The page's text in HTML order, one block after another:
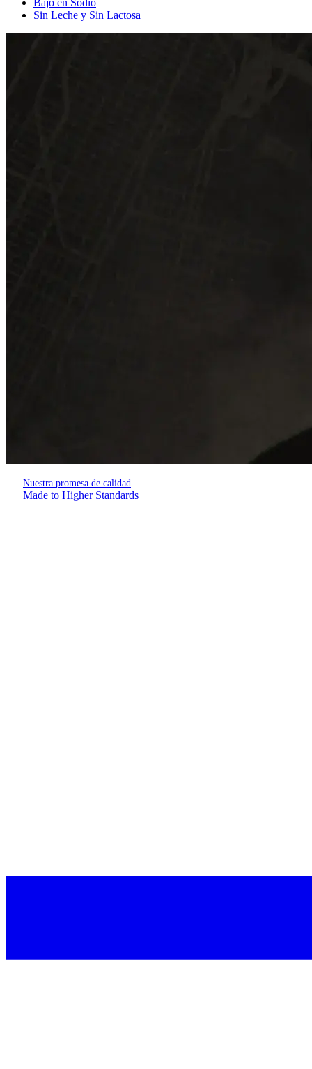
Sin Leche y Sin Lactosa
Nuestra promesa de calidad
Made to Higher Standards